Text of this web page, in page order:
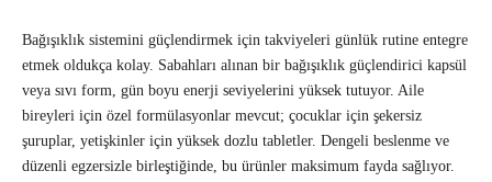
Bağışıklık sistemini güçlendirmek için takviyeleri günlük rutine entegre
etmek oldukça kolay. Sabahları alınan bir bağışıklık güçlendirici kapsül
veya sıvı form, gün boyu enerji seviyelerini yüksek tutuyor. Aile
bireyleri için özel formülasyonlar mevcut; çocuklar için şekersiz
şuruplar, yetişkinler için yüksek dozlu tabletler. Dengeli beslenme ve
düzenli egzersizle birleştiğinde, bu ürünler maksimum fayda sağlıyor.